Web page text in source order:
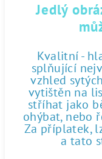
Jedlý
Kvalitní -
splňující
vzhled
vytištěn na
stříhat jako
ohýbat, nebo
Za příplatek,
a tato